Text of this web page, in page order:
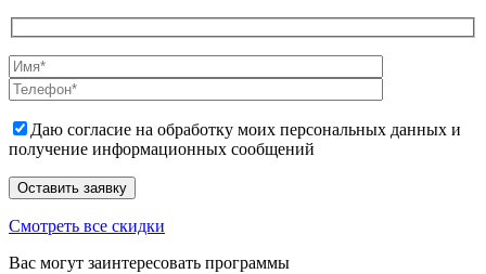
Даю согласие на обработку моих персональных данных и
получение информационных сообщений
Смотреть все скидки
Вас могут заинтересовать программы